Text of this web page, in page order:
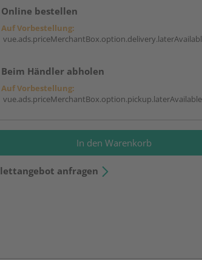
Online bestellen
Auf Vorbestellung:
Beim Händler abholen
Auf Vorbestellung:
In den Warenkorb
anfragen